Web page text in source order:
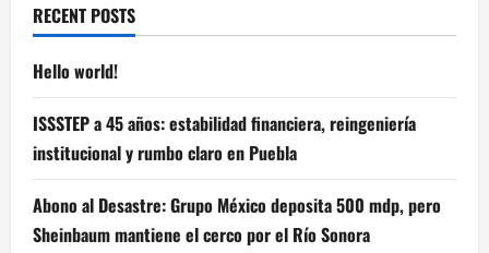
RECENT POSTS
Hello world!
ISSSTEP a 45 años: estabilidad financiera, reingeniería
institucional y rumbo claro en Puebla
Abono al Desastre: Grupo México deposita 500 mdp, pero
Sheinbaum mantiene el cerco por el Río Sonora